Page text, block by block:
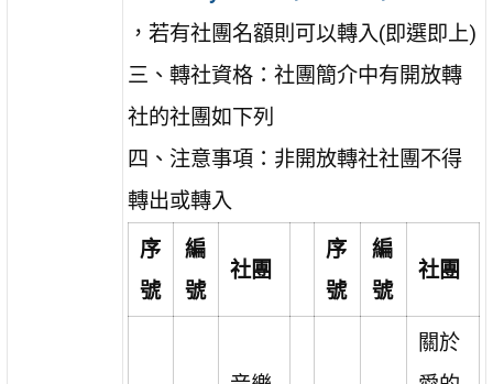
，若有社團名額則可以轉入(即選即上)
三、轉社資格：社團簡介中有開放轉
社的社團如下列
四、注意事項：非開放轉社社團不得
轉出或轉入
序
號
編
號
社團
序
號
編
號
社團
關於